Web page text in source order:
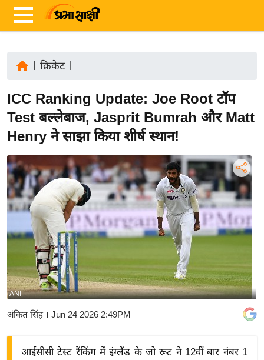
ज़ा
ख
ब
र
रा
ष्ट्री
य
अं
त
य
बि
ज़
ने
क्रिकेट|
ICC Ranking Update: Joe Root टॉप
Test बल्लेबाज, Jasprit Bumrah और Matt
Henry ने साझा किया शीर्ष स्थान!
ANI
अंकित सिंह। Jun 24 2026 2:49PM
आईसीसी टेस्ट रैंकिंग में इंग्लैंड के जो रूट ने 12वीं बार नंबर 1